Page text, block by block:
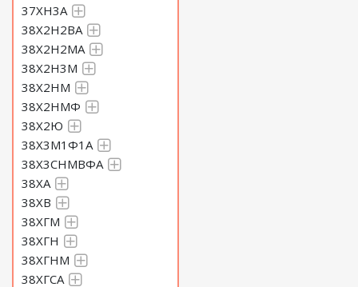
37ХН3А
38Х2Н2ВА
38Х2Н2МА
38Х2Н3М
38Х2НМ
38Х2НМФ
38Х2Ю
38Х3М1Ф1А
38Х3СНМВФА
38ХА
38ХВ
38ХГМ
38ХГН
38ХГНМ
38ХГСА